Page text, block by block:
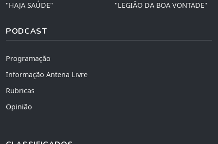
"HAJA SAÚDE" "LEGIÃO DA BOA VONTADE"
PODCAST
Programação
Informação Antena Livre
Rubricas
Opinião